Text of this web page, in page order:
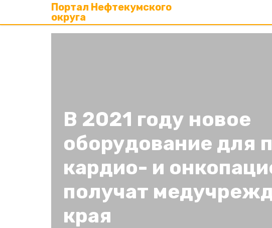
Портал Нефтекумского
округа
В 2021 году новое
оборудование для
кардио- и
получат
края